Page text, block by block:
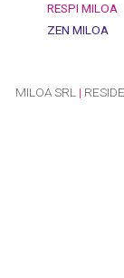
RESPI MILOA
ZEN MILOA
MILOA SRL |